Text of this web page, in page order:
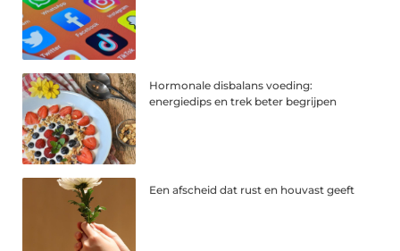
Hormonale disbalans voeding:
energiedips en trek beter begrijpen
Een afscheid dat rust en houvast geeft